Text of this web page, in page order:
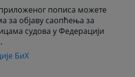
пописа можете
за објаву саопћења за
судова у Федерацији
БиХ